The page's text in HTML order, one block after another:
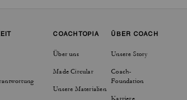
COACHTOPIA
Über uns
Made Circular
Unsere Materialien
ÜBER COACH
Unsere Story
Coach-
Foundation